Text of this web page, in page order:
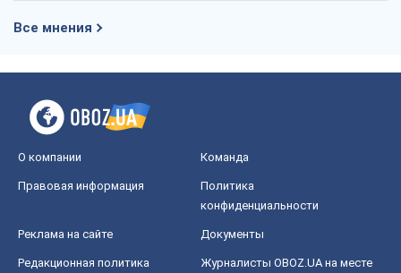
Все мнения
О компании Команда
Правовая информация
Политика
конфиденциальности
Реклама на сайте Документы
Редакционная политика
Журналисты OBOZ.UA на месте